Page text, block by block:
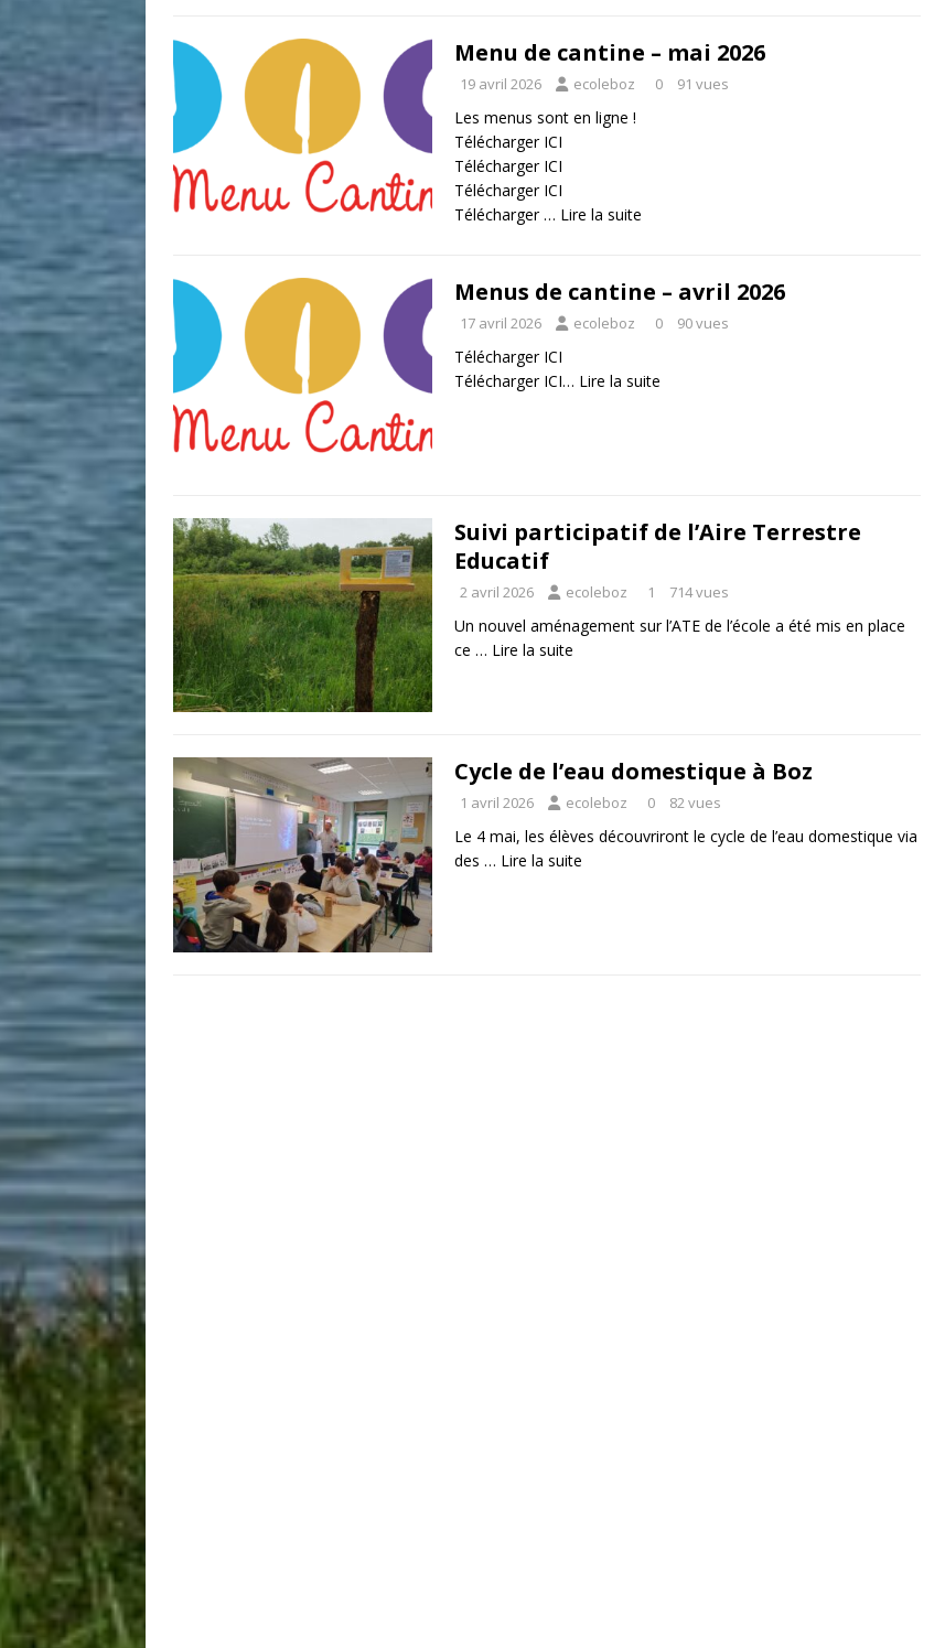
Menu de cantine – mai 2026
19 avril 2026 ecoleboz 0 91 vues
Les menus sont en ligne !
Télécharger ICI
Télécharger ICI
Télécharger ICI
Télécharger … Lire la suite
Menus de cantine – avril 2026
17 avril 2026 ecoleboz 0 90 vues
Télécharger ICI
Télécharger ICI… Lire la suite
Suivi participatif de l’Aire Terrestre
Educatif
2 avril 2026 ecoleboz 1 714 vues
Un nouvel aménagement sur l’ATE de l’école a été mis en place
ce … Lire la suite
Cycle de l’eau domestique à Boz
1 avril 2026 ecoleboz 0 82 vues
Le 4 mai, les élèves découvriront le cycle de l’eau domestique via
des … Lire la suite